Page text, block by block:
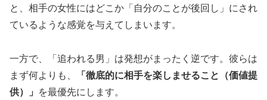
と、相手の女性にはどこか「自分のことが後回し」にされ
ているような感覚を与えてしまいます。
一方で、「追われる男」は発想がまったく逆です。彼らは
まず何よりも、
「徹底的に相手を楽しませること（価値提
供）」
を最優先にします。